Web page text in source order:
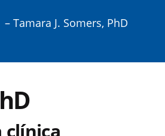
– Tamara J. Somers, PhD
clínica